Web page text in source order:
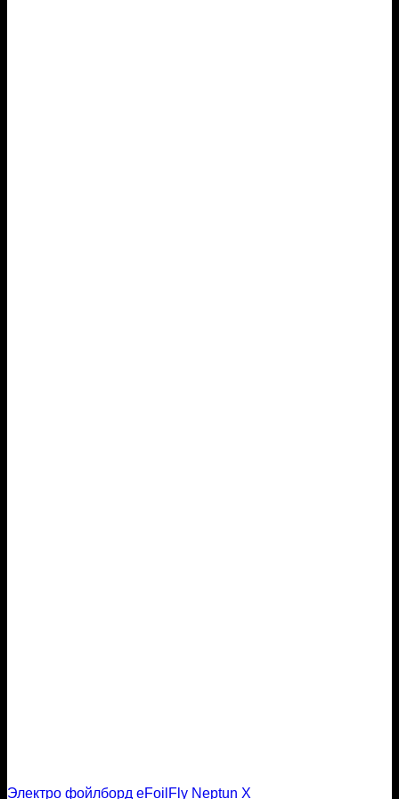
Электро фойлборд eFoilFly Neptun X